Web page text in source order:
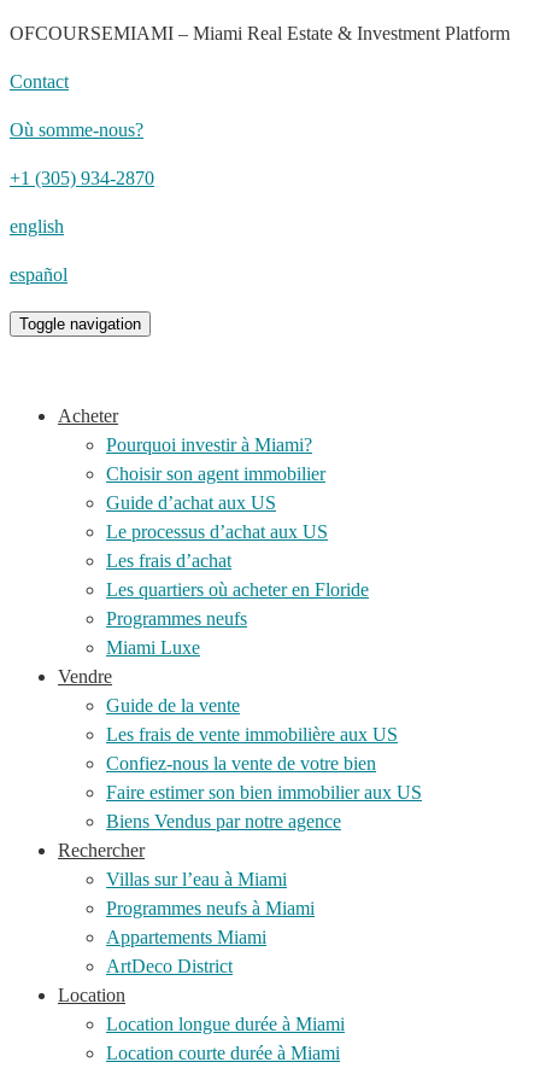
OFCOURSEMIAMI – Miami Real Estate & Investment Platform
Contact
Où somme-nous?
+1 (305) 934-2870
english
español
Toggle navigation
Acheter
Pourquoi investir à Miami?
Choisir son agent immobilier
Guide d’achat aux US
Le processus d’achat aux US
Les frais d’achat
Les quartiers où acheter en Floride
Programmes neufs
Miami Luxe
Vendre
Guide de la vente
Les frais de vente immobilière aux US
Confiez-nous la vente de votre bien
Faire estimer son bien immobilier aux US
Biens Vendus par notre agence
Rechercher
Villas sur l’eau à Miami
Programmes neufs à Miami
Appartements Miami
ArtDeco District
Location
Location longue durée à Miami
Location courte durée à Miami